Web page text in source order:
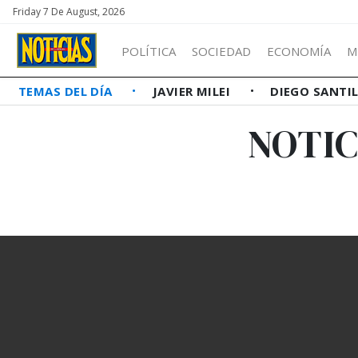
Friday 7 De August, 2026
POLÍTICA SOCIEDAD ECONOMÍA
TEMAS DEL DÍA JAVIER MILEI DIEGO